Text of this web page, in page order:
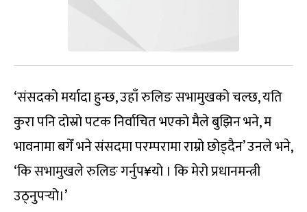
‘संसदको मर्यादा हुन्छ, उहाँ रुलिङ सभामुखको चल्छ, यति
कुरा पनि दोस्रो पटक निर्वाचित भएको मैले बुझिन भने, म
भावनामा बगेँ भने संसदमा परम्परामा राम्रो छोड्दैन’ उनले भने,
‘कि सभामुखले रुलिङ गर्नुप¥यो । कि मेरो प्रधानमन्त्री
उठ्नुपर्‍यो।’